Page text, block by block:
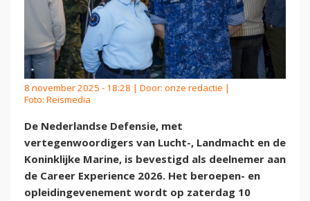
8 november 2025 - 18:28 | Door: onze redactie |
Foto: Reismedia
De Nederlandse Defensie, met
vertegenwoordigers van Lucht-, Landmacht en de
Koninklijke Marine, is bevestigd als deelnemer aan
de Career Experience 2026. Het beroepen- en
opleidingevenement wordt op zaterdag 10